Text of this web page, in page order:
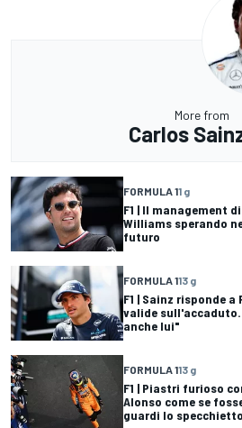
More from
Carlos
FORMULA 11 g
F1 | Il management
Williams sperando
futuro
FORMULA 113 g
F1 | Sainz risponde
valide
anche lui"
FORMULA 113 g
F1 | Piastri furioso
Alonso come se
guardi lo